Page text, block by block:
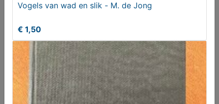
Das Segel - Jeremy Howard-Williams
€ 3,00
Vogels van wad en slik - M. de Jong
€ 1,50